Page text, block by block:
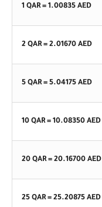
1 QAR = 1.00835 AED
2 QAR = 2.01670 AED
5 QAR = 5.04175 AED
10 QAR = 10.08350 AED
20 QAR = 20.16700 AED
25 QAR = 25.20875 AED